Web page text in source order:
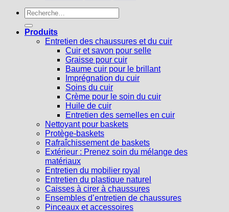
Recherche
pour :
Produits
Entretien des chaussures et du cuir
Cuir et savon pour selle
Graisse pour cuir
Baume cuir pour le brillant
Imprégnation du cuir
Soins du cuir
Crème pour le soin du cuir
Huile de cuir
Entretien des semelles en cuir
Nettoyant pour baskets
Protège-baskets
Rafraîchissement de baskets
Extérieur : Prenez soin du mélange des
matériaux
Entretien du mobilier royal
Entretien du plastique naturel
Caisses à cirer à chaussures
Ensembles d’entretien de chaussures
Pinceaux et accessoires